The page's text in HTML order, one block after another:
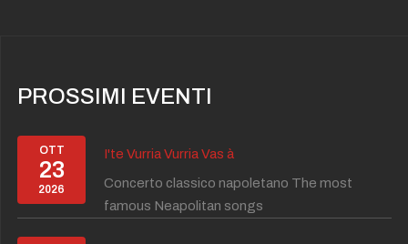
PROSSIMI EVENTI
OTT
23
2026
I'te Vurria Vurria Vas à
Concerto classico napoletano The most
famous Neapolitan songs